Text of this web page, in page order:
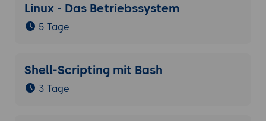
Linux - Das Betriebssystem
5 Tage
Shell-Scripting mit Bash
3 Tage